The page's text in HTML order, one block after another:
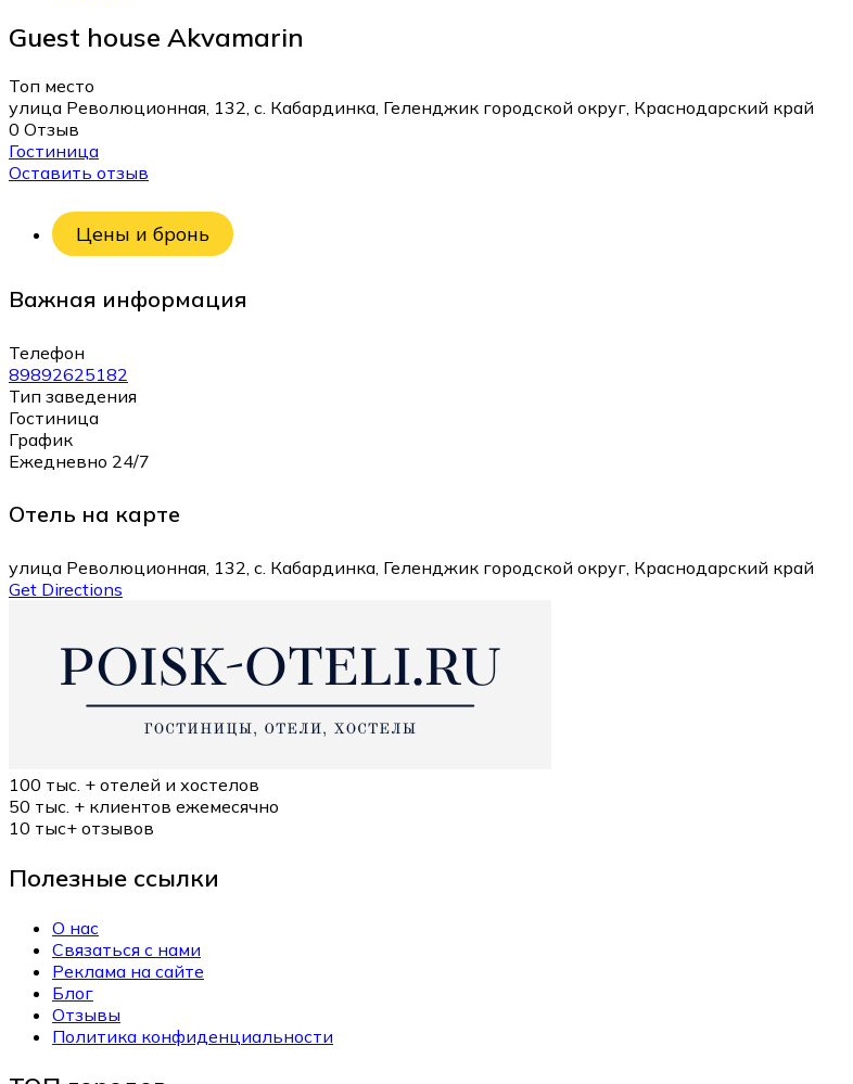
Guest house Akvamarin
Топ место
улица Революционная, 132, с. Кабардинка, Геленджик городской округ, Краснодарский край
0 Отзыв
Гостиница
Оставить отзыв
Цены и бронь
Важная информация
Телефон
89892625182
Тип заведения
Гостиница
График
Ежедневно 24/7
Отель на карте
улица Революционная, 132, с. Кабардинка, Геленджик городской округ, Краснодарский край
Get Directions
100 тыс. + отелей и хостелов
50 тыс. + клиентов ежемесячно
10 тыс+ отзывов
Полезные ссылки
О нас
Связаться с нами
Реклама на сайте
Блог
Отзывы
Политика конфиденциальности